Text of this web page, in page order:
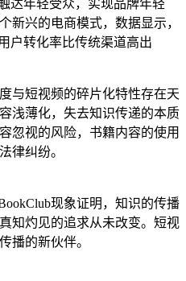
达年轻受众，实现品牌年轻
新兴的电商模式，数据显示，
户转化率比传统渠道高出
与短视频的碎片化特性存在天
浅薄化，失去知识传递的本质
忽视的风险，书籍内容的使用
律纠纷。
现象证明，知识的传播
知灼见的追求从未改变。短视
播的新伙伴。